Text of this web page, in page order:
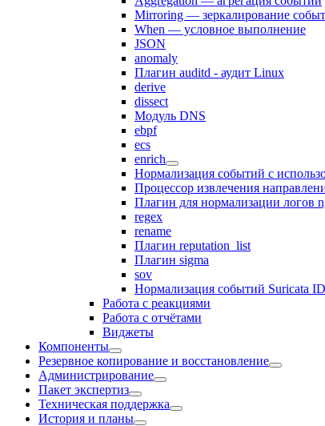
Mirroring — зеркалирование
When — условное выполнение
JSON
anomaly
Плагин auditd - аудит Linux
derive
dissect
Модуль DNS
ebpf
ecs
enrich
Нормализация событий c
Процессор извлечения
Плагин для нормализации логов
regex
rename
Плагин reputation_list
Плагин sigma
sov
Нормализация событий Suricata
Работа с реакциями
Работа с отчётами
Виджеты
Компоненты
Резервное копирование и восстановление
Администрирование
Пакет экспертиз
Техническая поддержка
История и планы